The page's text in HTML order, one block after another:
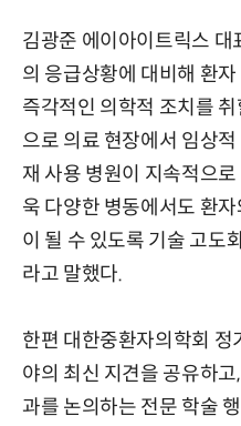
김광준 에이아이트릭스 대
의 응급상황에 대비해 환
즉각적인 의학적 조치를
으로 의료 현장에서 임상
재 사용 병원이 지속적으
욱 다양한 병동에서도 환
이 될 수 있도록 기술 고도
라고 말했다.
한편 대한중환자의학회
야의 최신 지견을 공유하
과를 논의하는 전문 학술